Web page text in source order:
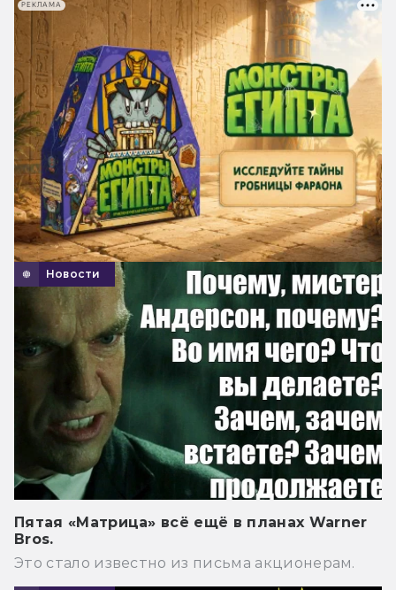
Новости
Пятая «Матрица» всё ещё в планах Warner
Bros.
Это стало известно из письма акционерам.
РЕКЛАМА